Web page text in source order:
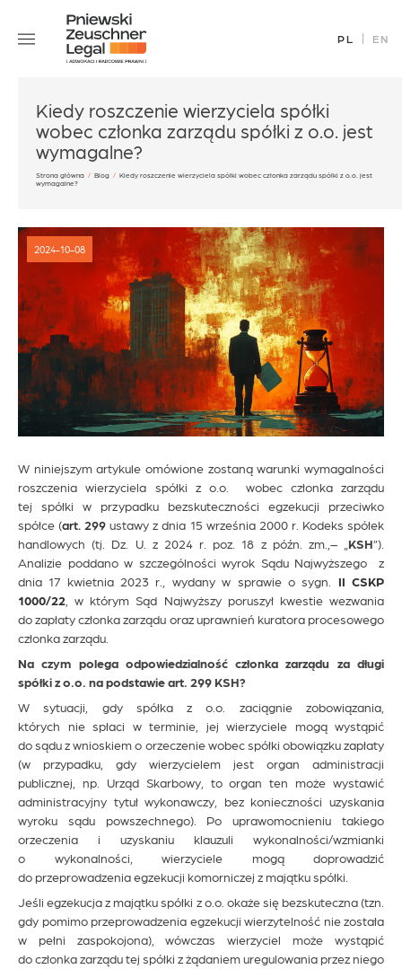
content
Specjalizacje
Aktualności
Kariera
office@pz.legal
PL EN
Kiedy roszczenie wierzyciela spółki
wobec członka zarządu spółki z o.o. jest
wymagalne?
Strona główna / Blog / Kiedy roszczenie wierzyciela spółki wobec członka zarządu spółki z o.o. jest
wymagalne?
2024-10-08
W niniejszym artykule omówione zostaną warunki wymagalności
roszczenia wierzyciela spółki z o.o. wobec członka zarządu
tej spółki w przypadku bezskuteczności egzekucji przeciwko
spółce (art. 299 ustawy z dnia 15 września 2000 r. Kodeks spółek
handlowych (tj. Dz. U. z 2024 r. poz. 18 z późn. zm.,– „ KSH”).
Analizie poddano w szczególności wyrok Sądu Najwyższego z
dnia 17 kwietnia 2023 r., wydany w sprawie o sygn. II CSKP
1000/22 , w którym Sąd Najwyższy poruszył kwestie wezwania
do zapłaty członka zarządu oraz uprawnień kuratora procesowego
członka zarządu.
Na czym polega odpowiedzialność członka zarządu za długi
spółki z o.o. na podstawie art. 299 KSH?
W sytuacji, gdy spółka z o.o. zaciągnie zobowiązania,
których nie spłaci w terminie, jej wierzyciele mogą wystąpić
do sądu z wnioskiem o orzeczenie wobec spółki obowiązku zapłaty
(w przypadku, gdy wierzycielem jest organ administracji
publicznej, np. Urząd Skarbowy, to organ ten może wystawić
administracyjny tytuł wykonawczy, bez konieczności uzyskania
wyroku sądu powszechnego). Po uprawomocnieniu takiego
orzeczenia i uzyskaniu klauzuli wykonalności/wzmianki
o wykonalności, wierzyciele mogą doprowadzić
do przeprowadzenia egzekucji komorniczej z majątku spółki.
Jeśli egzekucja z majątku spółki z o.o. okaże się bezskuteczna (tzn.
gdy pomimo przeprowadzenia egzekucji wierzytelność nie została
w pełni zaspokojona), wówczas wierzyciel może wystąpić
do członka zarządu tej spółki z żądaniem uregulowania przez niego